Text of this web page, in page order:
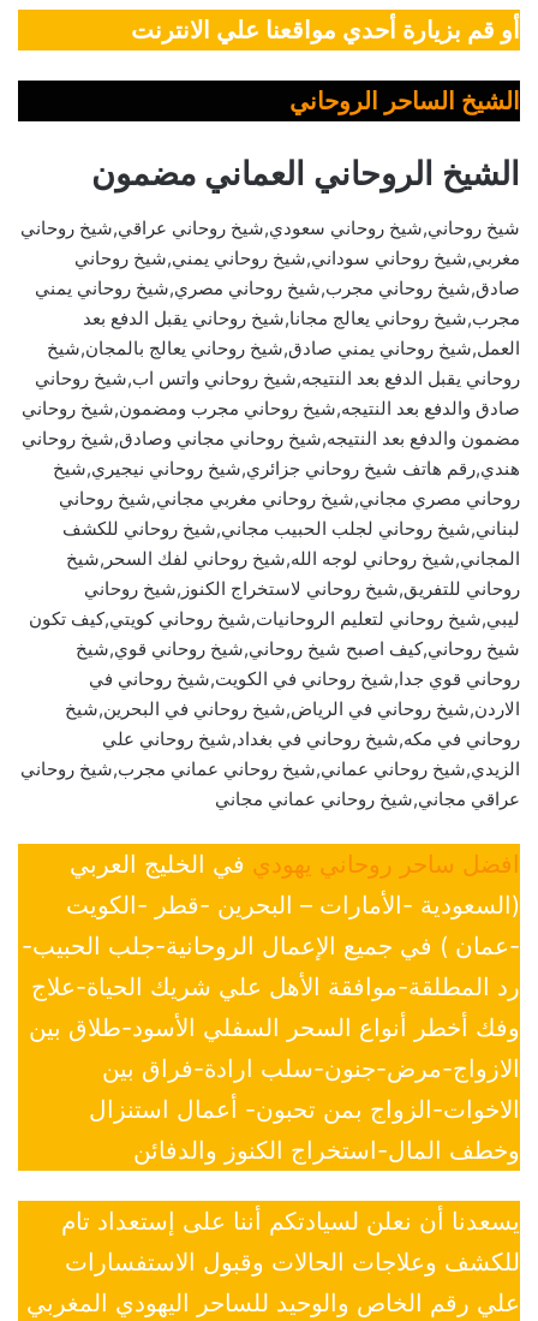
أو قم بزيارة أحدي مواقعنا علي الانترنت
الشيخ الساحر الروحاني
الشيخ الروحاني العماني مضمون
شيخ روحاني,شيخ روحاني سعودي,شيخ روحاني عراقي,شيخ روحاني
مغربي,شيخ روحاني سوداني,شيخ روحاني يمني,شيخ روحاني
صادق,شيخ روحاني مجرب,شيخ روحاني مصري,شيخ روحاني يمني
مجرب,شيخ روحاني يعالج مجانا,شيخ روحاني يقبل الدفع بعد
العمل,شيخ روحاني يمني صادق,شيخ روحاني يعالج بالمجان,شيخ
روحاني يقبل الدفع بعد النتيجه,شيخ روحاني واتس اب,شيخ روحاني
صادق والدفع بعد النتيجه,شيخ روحاني مجرب ومضمون,شيخ روحاني
مضمون والدفع بعد النتيجه,شيخ روحاني مجاني وصادق,شيخ روحاني
هندي,رقم هاتف شيخ روحاني جزائري,شيخ روحاني نيجيري,شيخ
روحاني مصري مجاني,شيخ روحاني مغربي مجاني,شيخ روحاني
لبناني,شيخ روحاني لجلب الحبيب مجاني,شيخ روحاني للكشف
المجاني,شيخ روحاني لوجه الله,شيخ روحاني لفك السحر,شيخ
روحاني للتفريق,شيخ روحاني لاستخراج الكنوز,شيخ روحاني
ليبي,شيخ روحاني لتعليم الروحانيات,شيخ روحاني كويتي,كيف تكون
شيخ روحاني,كيف اصبح شيخ روحاني,شيخ روحاني قوي,شيخ
روحاني قوي جدا,شيخ روحاني في الكويت,شيخ روحاني في
الاردن,شيخ روحاني في الرياض,شيخ روحاني في البحرين,شيخ
روحاني في مكه,شيخ روحاني في بغداد,شيخ روحاني علي
الزيدي,شيخ روحاني عماني,شيخ روحاني عماني مجرب,شيخ روحاني
عراقي مجاني,شيخ روحاني عماني مجاني
افضل ساحر روحاني يهودي في الخليج العربي
(السعودية -الأمارات – البحرين -قطر -الكويت
-عمان ) في جميع الإعمال الروحانية-جلب الحبيب-
رد المطلقة-موافقة الأهل علي شريك الحياة-علاج
وفك أخطر أنواع السحر السفلي الأسود-طلاق بين
الازواج-مرض-جنون-سلب ارادة-فراق بين
الاخوات-الزواج بمن تحبون- أعمال استنزال
وخطف المال-استخراج الكنوز والدفائن
يسعدنا أن نعلن لسيادتكم أننا على إستعداد تام
للكشف وعلاجات الحالات وقبول الاستفسارات
علي رقم الخاص والوحيد للساحر اليهودي المغربي